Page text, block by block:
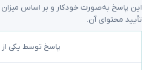
این پاسخ به‌صورت خودکار و بر اساس میزان
تأیید محتوای آن.
پاسخ توسط یکی از